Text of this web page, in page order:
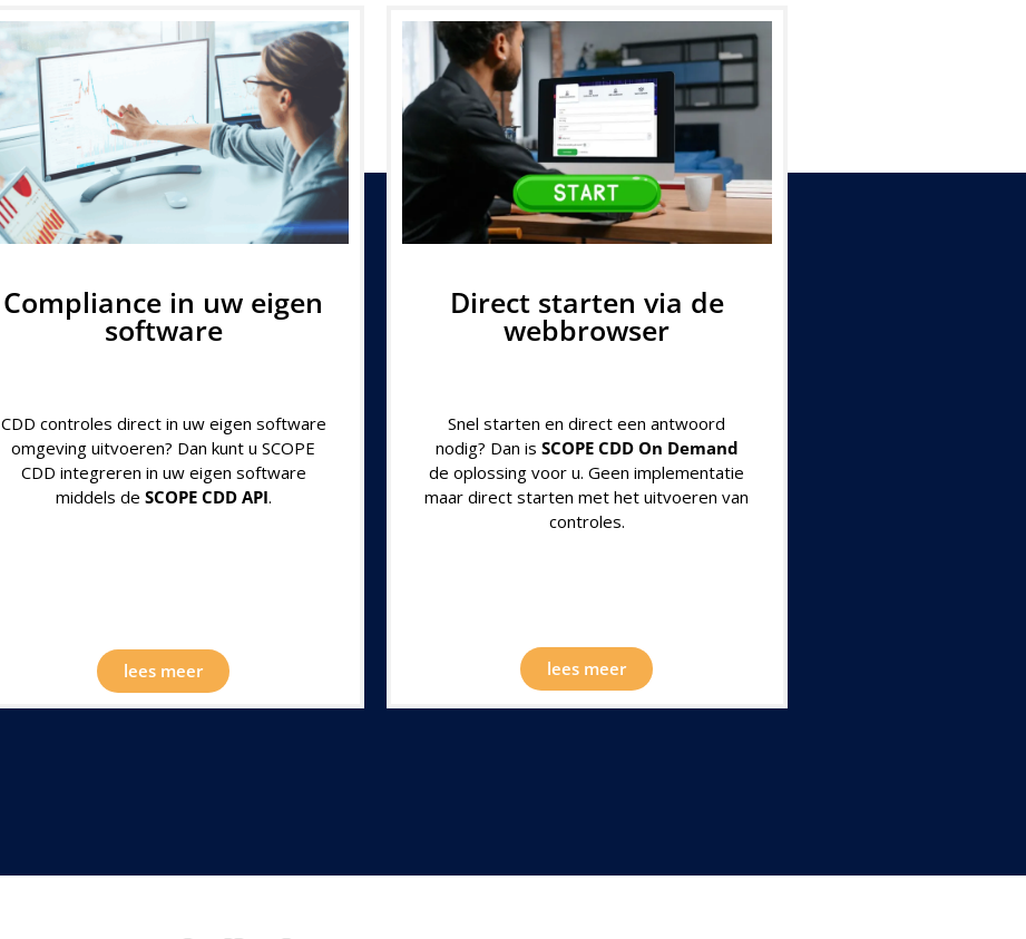
Compliance in uw eigen
software
CDD controles direct in uw eigen software
omgeving uitvoeren? Dan kunt u SCOPE
CDD integreren in uw eigen software
middels de SCOPE CDD API.
lees meer
Direct starten via de
webbrowser
Snel starten en direct een antwoord
nodig? Dan is SCOPE CDD On Demand
de oplossing voor u. Geen implementatie
maar direct starten met het uitvoeren van
controles.
lees meer